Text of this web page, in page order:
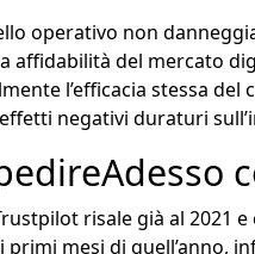
operativo non
affidabilità del mercato
l’efficacia stessa
negativi duraturi
risale già al 2021
mesi di quell’anno,